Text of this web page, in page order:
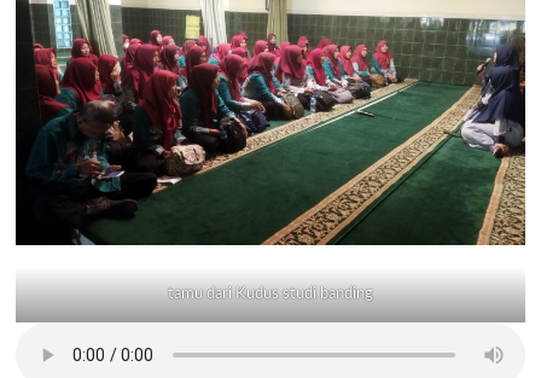
tamu dari Kudus studi banding